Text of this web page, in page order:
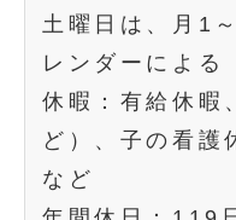
土曜日は、月1
レンダーによる
休暇：有給休暇
ど）、子の看護
など